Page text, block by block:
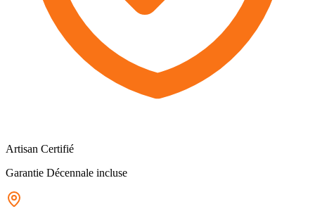
Artisan Certifié
Garantie Décennale incluse